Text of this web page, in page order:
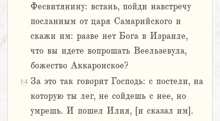
Фесвитянину: встань, пойди навстречу
посланным от царя Самарийского и
скажи им: разве нет Бога в Израиле,
что вы идете вопрошать Веельзевула,
божество Аккаронское?
1:4 За это так говорит Господь: с постели, на
которую ты лег, не сойдешь с нее, но
умрешь. И пошел Илия, [и сказал им].